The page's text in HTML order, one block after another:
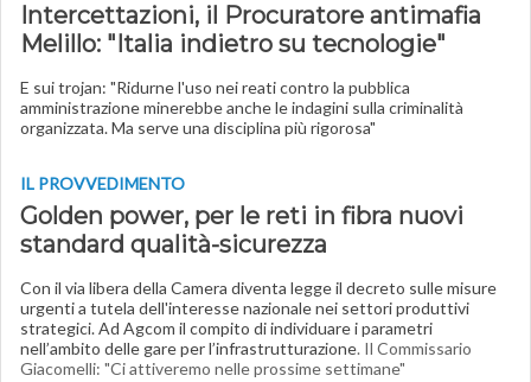
Intercettazioni, il Procuratore antimafia
Melillo: "Italia indietro su tecnologie"
E sui trojan: "Ridurne l'uso nei reati contro la pubblica
amministrazione minerebbe anche le indagini sulla criminalità
organizzata. Ma serve una disciplina più rigorosa"
IL PROVVEDIMENTO
Golden power, per le reti in fibra nuovi
standard qualità-sicurezza
Con il via libera della Camera diventa legge il decreto sulle misure
urgenti a tutela dell'interesse nazionale nei settori produttivi
strategici. Ad Agcom il compito di individuare i parametri
nell’ambito delle gare per l’infrastrutturazione. Il Commissario
Giacomelli: "Ci attiveremo nelle prossime settimane"